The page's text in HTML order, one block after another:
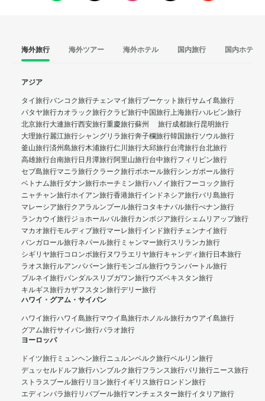
海外旅行 海外ツアー 海外ホテル 国内旅行 国内ホテル
アジア
タイ旅行バンコク旅行チェンマイ旅行プーケット旅行サムイ島旅行
パタヤ旅行カオラック旅行クラビ旅行中国旅行上海旅行ハルビン旅行
北京旅行大連旅行西安旅行重慶旅行蘇州 旅行成都旅行昆明旅行
大理旅行麗江旅行シャングリラ旅行奔子欄旅行韓国旅行ソウル旅行
釜山旅行済州島旅行木浦旅行仁川旅行大邱旅行台湾旅行台北旅行
高雄旅行台南旅行日月潭旅行阿里山旅行台中旅行フィリピン旅行
セブ島旅行マニラ旅行クラーク旅行ボホール旅行シンガポール旅行
ベトナム旅行ダナン旅行ホーチミン旅行ハノイ旅行フーコック旅行
ニャチャン旅行ホイアン旅行香港旅行インドネシア旅行バリ島旅行
マレーシア旅行クアラルンプール旅行コタキナバル旅行ぺナン旅行
ランカウイ旅行ジョホールバル旅行カンボジア旅行シェムリアップ旅行
マカオ旅行モルディブ旅行マーレ旅行インド旅行チェンナイ旅行
バンガロール旅行ネパール旅行 ミャンマー旅行スリランカ旅行
シギリヤ旅行コロンボ旅行ヌワラエリヤ旅行キャンディ旅行日本旅行
ラオス旅行ルアンパバーン旅行モンゴル旅行ウランバートル旅行
ブルネイ旅行バンダルスリブガワン旅行ウズベキスタン旅行
キルギス旅行カザフスタン旅行デリー旅行
ハワイ・グアム・サイパン
ハワイ旅行ハワイ島旅行マウイ島旅行ホノルル旅行カウアイ島旅行
グアム旅行サイパン旅行パラオ旅行
ヨーロッパ
ドイツ旅行 ミュンヘン旅行ニュルンベルク旅行ベルリン旅行
デュッセルドルフ旅行ハンブルク旅行フランス旅行パリ旅行ニース旅行
ストラスブール旅行リヨン旅行イギリス旅行ロンドン旅行
エディンバラ旅行リバプール旅行マンチェスター旅行イタリア旅行